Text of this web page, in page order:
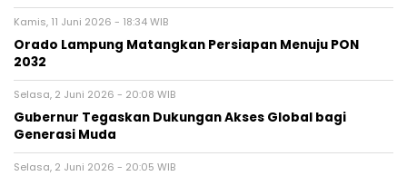
Kamis, 11 Juni 2026 - 18:34 WIB
Orado Lampung Matangkan Persiapan Menuju PON
2032
Selasa, 2 Juni 2026 - 20:08 WIB
Gubernur Tegaskan Dukungan Akses Global bagi
Generasi Muda
Selasa, 2 Juni 2026 - 20:05 WIB